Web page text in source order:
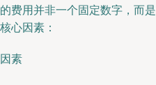
费用并非一个固定数字，而
心因素：
素